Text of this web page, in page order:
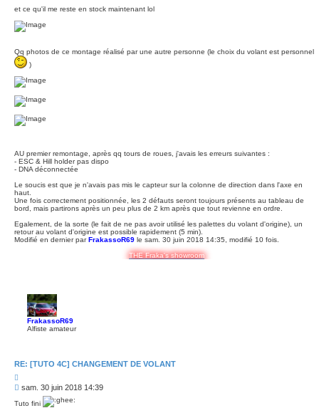
et ce qu'il me reste en stock maintenant lol
Qq photos de ce montage réalisé par une autre personne (le choix du volant est personnel
)
AU premier remontage, après qq tours de roues, j'avais les erreurs suivantes :
- ESC & Hill holder pas dispo
- DNA déconnectée
Le soucis est que je n'avais pas mis le capteur sur la colonne de direction dans l'axe en
haut.
Une fois correctement positionnée, les 2 défauts seront toujours présents au tableau de
bord, mais partirons après un peu plus de 2 km après que tout revienne en ordre.
Egalement, de la sorte (le fait de ne pas avoir utilisé les palettes du volant d'origine), un
retour au volant d'origine est possible rapidement (5 min).
Modifié en dernier parFrakassoR69 le sam. 30 juin 2018 14:35, modifié 10 fois.
THE Fraka's showroom
FrakassoR69
Alfiste amateur
RE: [TUTO 4C] CHANGEMENT DE VOLANT
i
t
r
M
s
sam. 30 juin 2018 14:39
Tuto fini